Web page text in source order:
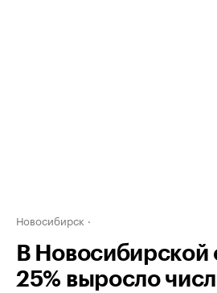
Новосибирск
В Новосибирской
25% выросло